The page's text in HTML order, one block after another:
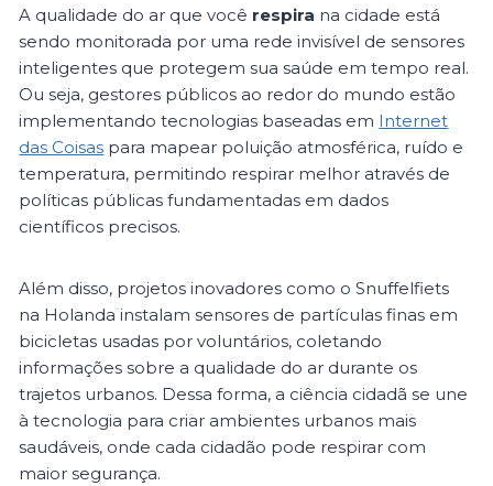
A qualidade do ar que você respira na cidade está
sendo monitorada por uma rede invisível de sensores
inteligentes que protegem sua saúde em tempo real.
Ou seja, gestores públicos ao redor do mundo estão
implementando tecnologias baseadas em Internet
das Coisas para mapear poluição atmosférica, ruído e
temperatura, permitindo respirar melhor através de
políticas públicas fundamentadas em dados
científicos precisos.
Além disso, projetos inovadores como o Snuffelfiets
na Holanda instalam sensores de partículas finas em
bicicletas usadas por voluntários, coletando
informações sobre a qualidade do ar durante os
trajetos urbanos. Dessa forma, a ciência cidadã se une
à tecnologia para criar ambientes urbanos mais
saudáveis, onde cada cidadão pode respirar com
maior segurança.